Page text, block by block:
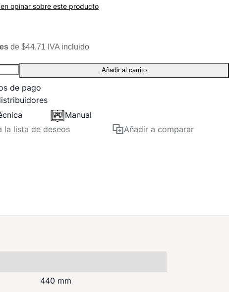
opinar sobre este producto
de $44.71 IVA incluido
Añadir al carrito
de pago
Manual
la lista de deseos
Añadir a comparar
440 mm